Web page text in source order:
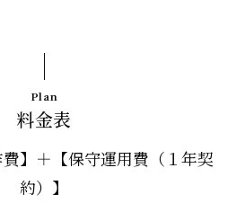
Plan
料金表
】＋【保守運用費（１年契
約）】